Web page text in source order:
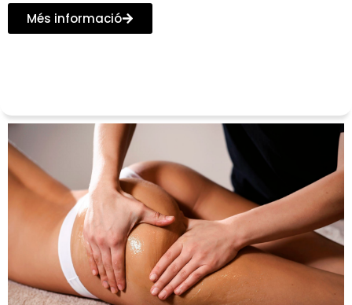
Més informació